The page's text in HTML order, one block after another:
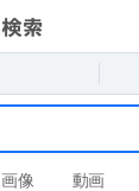
画像 動画